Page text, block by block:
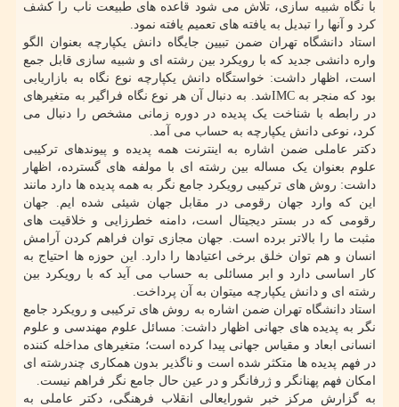
با نگاه شبیه سازی، تلاش می شود قاعده های طبیعت ناب را کشف
کرد و آنها را تبدیل به یافته های تعمیم یافته نمود.
استاد دانشگاه تهران ضمن تبیین جایگاه دانش یکپارچه بعنوان الگو
واره دانشی جدید که با رویکرد بین رشته ای و شبیه سازی قابل جمع
است، اظهار داشت: خواستگاه دانش یکپارچه نوع نگاه به بازاریابی
بود که منجر به IMCشد. به دنبال آن هر نوع نگاه فراگیر به متغیرهای
در رابطه با شناخت یک پدیده در دوره زمانی مشخص را دنبال می
کرد، نوعی دانش یکپارچه به حساب می آمد.
دکتر عاملی ضمن اشاره به اینترنت همه پدیده و پیوندهای ترکیبی
علوم بعنوان یک مساله بین رشته ای با مولفه های گسترده، اظهار
داشت: روش های ترکیبی رویکرد جامع نگر به همه پدیده ها دارد مانند
این که وارد جهان رقومی در مقابل جهان شیئی شده ایم. جهان
رقومی که در بستر دیجیتال است، دامنه خطرزایی و خلاقیت های
مثبت ما را بالاتر برده است. جهان مجازی توان فراهم کردن آرامش
انسان و هم توان خلق برخی اعتیادها را دارد. این حوزه ها احتیاج به
کار اساسی دارد و ابر مسائلی به حساب می آید که با رویکرد بین
رشته ای و دانش یکپارچه میتوان به آن پرداخت.
استاد دانشگاه تهران ضمن اشاره به روش های ترکیبی و رویکرد جامع
نگر به پدیده های جهانی اظهار داشت: مسائل علوم مهندسی و علوم
انسانی ابعاد و مقیاس جهانی پیدا کرده است؛ متغیرهای مداخله کننده
در فهم پدیده ها متکثر شده است و ناگذیر بدون همکاری چندرشته ای
امکان فهم پهنانگر و ژرفانگر و در عین حال جامع نگر فراهم نیست.
به گزارش مرکز خبر شورایعالی انقلاب فرهنگی، دکتر عاملی به